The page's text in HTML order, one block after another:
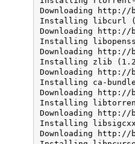
Downloading
Installing libcurl
Downloading
Installing
Downloading
Installing zlib
Downloading
Installing ca-
Downloading http://
Installing
Downloading
Installing
Downloading